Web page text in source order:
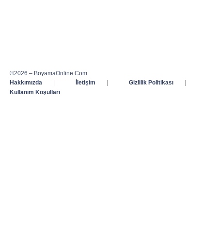
©2026 – BoyamaOnline.Com
Hakkımızda
| İletişim | Gizlilik Politikası
|
Kullanım Koşulları